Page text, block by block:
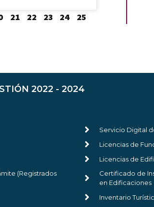
21 22 23 24 25
2022 - 2024
(Registrados
Servicio Digital
Licencias de
Licencias de
Certificado de
en Edificaciones
Inventario